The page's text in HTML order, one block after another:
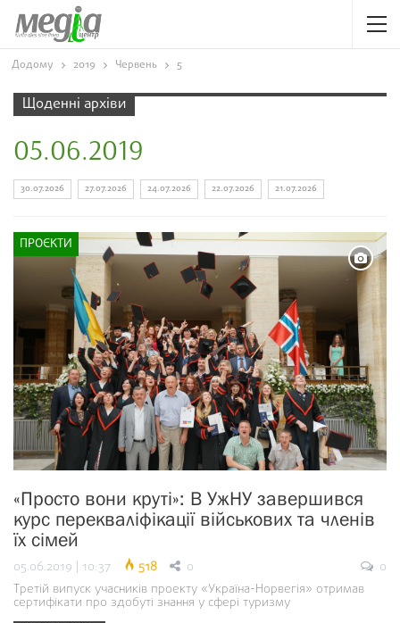
Додому 2019 Червень 5
Щоденні архіви
05.06.2019
30.07.2026 27.07.2026 24.07.2026 22.07.2026 21.07.2026
ПРОЄКТИ
«Просто вони круті»: В УжНУ завершився
курс перекваліфікації військових та членів
їх сімей
05.06.2019 | 10:37 518 0
0
Третій випуск учасників проекту «Україна-Норвегія» отримав
сертифікати про здобуті знання у сфері туризму